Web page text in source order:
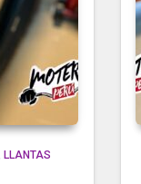
,LLANTAS